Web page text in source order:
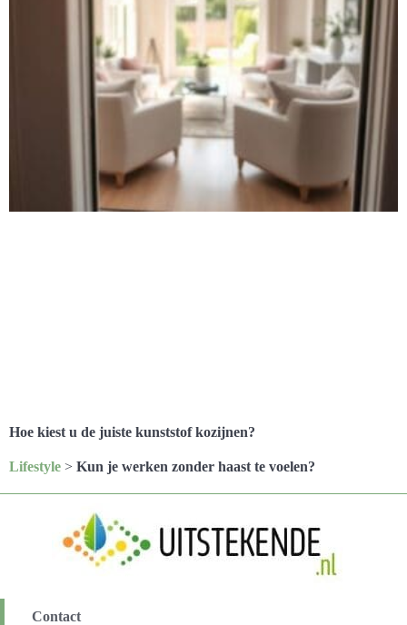
Hoe kiest u de juiste kunststof kozijnen?
Lifestyle > Kun je werken zonder haast te voelen?
Contact